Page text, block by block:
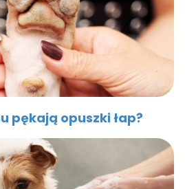
pękają opuszki łap?